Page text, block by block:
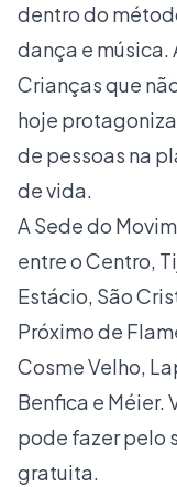
dentro do
dança e música.
Crianças que
hoje
de pessoas na
de vida.
A Sede do
entre o Centro,
Estácio, São
Próximo de
Cosme Velho,
Benfica e Méier.
pode fazer pelo
gratuita.